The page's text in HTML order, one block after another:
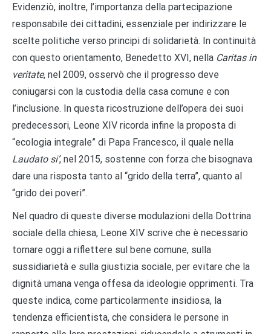
Evidenziò, inoltre, l’importanza della partecipazione
responsabile dei cittadini, essenziale per indirizzare le
scelte politiche verso principi di solidarietà. In continuità
con questo orientamento, Benedetto XVI, nella Caritas in
veritate, nel 2009, osservò che il progresso deve
coniugarsi con la custodia della casa comune e con
l’inclusione. In questa ricostruzione dell’opera dei suoi
predecessori, Leone XIV ricorda infine la proposta di
“ecologia integrale” di Papa Francesco, il quale nella
Laudato si’, nel 2015, sostenne con forza che bisognava
dare una risposta tanto al “grido della terra”, quanto al
“grido dei poveri”.
Nel quadro di queste diverse modulazioni della Dottrina
sociale della chiesa, Leone XIV scrive che è necessario
tornare oggi a riflettere sul bene comune, sulla
sussidiarietà e sulla giustizia sociale, per evitare che la
dignità umana venga offesa da ideologie opprimenti. Tra
queste indica, come particolarmente insidiosa, la
tendenza efficientista, che considera le persone in